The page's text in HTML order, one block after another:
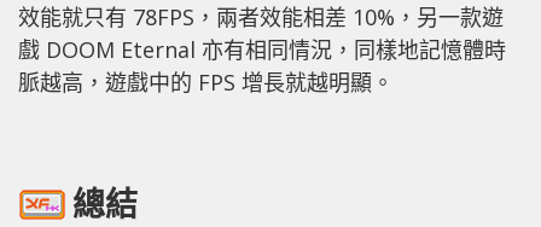
效能就只有 78FPS，兩者效能相差 10%，另一款遊
戲 DOOM Eternal 亦有相同情況，同樣地記憶體時
脈越高，遊戲中的 FPS 增長就越明顯。
總結